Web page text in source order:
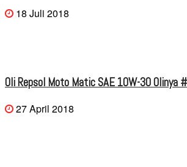
18 Juli 2018
Oli Repsol Moto Matic SAE 10W-30 Olinya
27 April 2018